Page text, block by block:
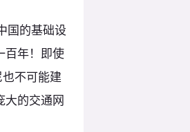
国的基础设
百年！即使
不可能建
大的交通网